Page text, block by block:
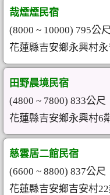
哉煙煙民宿
(8000 ~ 10000) 795公尺
花蓮縣吉安鄉永興村
田野晨境民宿
(4800 ~ 7800) 833公尺
花蓮縣吉安鄉永興村6
慈雲居二館民宿
(6600 ~ 8800) 837公尺
花蓮縣吉安鄉吉安村